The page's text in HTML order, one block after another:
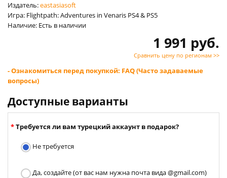
Издатель:eastasiasoft
Игра: Flightpath: Adventures in Venaris PS4 & PS5
Наличие: Есть в наличии
1 991 руб.
Сравнить цену по регионам >>
- Ознакомиться перед покупкой: FAQ (Часто задаваемые
вопросы)
Доступные варианты
Требуется ли вам турецкий аккаунт в подарок?
Не требуется
Да, создайте (от вас нам нужна почта вида @gmail.com)